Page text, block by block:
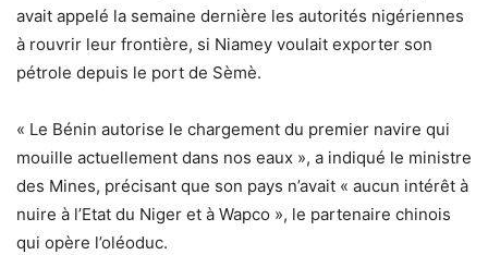
avait appelé la semaine dernière les autorités nigériennes
à rouvrir leur frontière, si Niamey voulait exporter son
pétrole depuis le port de Sèmè.
« Le Bénin autorise le chargement du premier navire qui
mouille actuellement dans nos eaux », a indiqué le ministre
des Mines, précisant que son pays n’avait « aucun intérêt à
nuire à l’Etat du Niger et à Wapco », le partenaire chinois
qui opère l’oléoduc.